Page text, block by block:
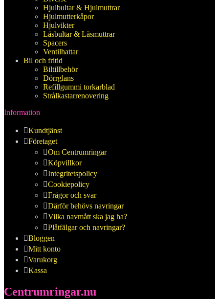
Hjulbultar & Hjulmuttrar
Hjulmutterkåpor
Hjulvikter
Låsbultar & Låsmuttrar
Spacers
Ventilhattar
Bil och fritid
Biltillbehör
Dörrglans
Refillgummi torkarblad
Strålkastarrenovering
Information
Kundtjänst
Företaget
Om Centrumringar
Köpvillkor
Integritetspolicy
Cookiepolicy
Frågor och svar
Därför behövs navringar
Vilka navmått ska jag ha?
Plåtfälgar och navringar?
Bloggen
Mitt konto
Varukorg
Kassa
Centrumringar.nu